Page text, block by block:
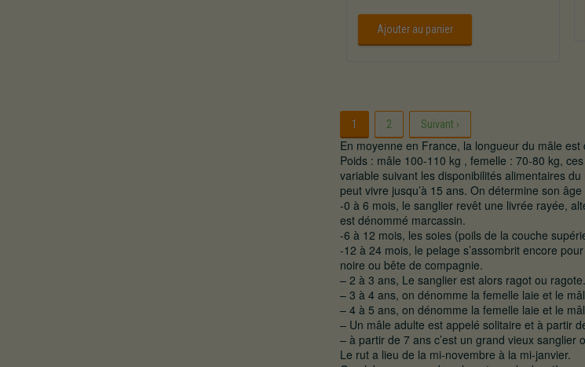
Ajouter au panier
1 2 Suivant ›
En moyenne en France, la longueur du mâle
Poids : mâle 100-110 kg , femelle : 70-80 kg,
variable suivant les disponibilités alimentaires
peut vivre jusqu’à 15 ans. On détermine son
-0 à 6 mois, le sanglier revêt une livrée rayée,
est dénommé marcassin.
-6 à 12 mois, les soies (poils de la couche
-12 à 24 mois, le pelage s’assombrit encore
noire ou bête de compagnie.
– 2 à 3 ans, Le sanglier est alors ragot ou ragote.
– 3 à 4 ans, on dénomme la femelle laie et le
– 4 à 5 ans, on dénomme la femelle laie et le
– Un mâle adulte est appelé solitaire et à partir
– à partir de 7 ans c’est un grand vieux sanglier
Le rut a lieu de la mi-novembre à la mi-janvier.